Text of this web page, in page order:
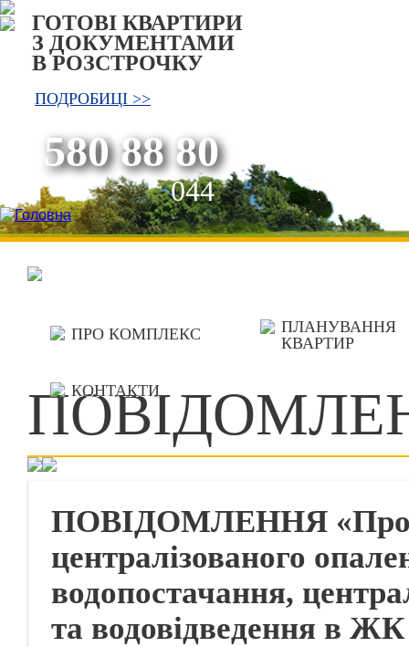
580 88 80
044
ГОТОВІ КВАРТИРИ
З ДОКУМЕНТАМИ
В РОЗСТРОЧКУ
ПОДРОБИЦI >>
ПРО КОМПЛЕКС
ПЛАНУВАННЯ
КВАРТИР
КОНТАКТИ
ПОВІДОМЛЕННЯ «Про
централізованого
водопостачання,
та водовідведення в